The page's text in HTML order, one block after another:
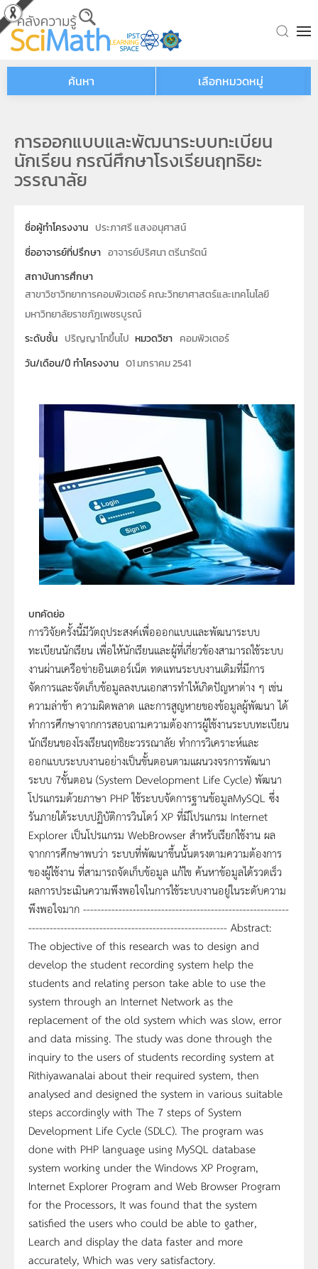
Skip to main content
ค้นหา เลือกหมวดหมู่
การออกแบบและพัฒนาระบบทะเบียน
นักเรียน กรณีศึกษาโรงเรียนฤทธิยะ
วรรณาลัย
ชื่อผู้ทำโครงงาน ประภาศรี แสงอนุศาสน์
ชื่ออาจารย์ที่ปรึกษา อาจารย์ปริศนา ตรีนารัตน์
สถาบันการศึกษา
สาขาวิชาวิทยาการคอมพิวเตอร์ คณะวิทยาศาสตร์และเทคโนโลยี
มหาวิทยาลัยราชภัฏเพชรบูรณ์
ระดับชั้น ปริญญาโทขึ้นไป หมวดวิชา คอมพิวเตอร์
วัน/เดือน/ปี ทำโครงงาน 01 มกราคม 2541
บทคัดย่อ
การวิจัยครั้งนี้มีวัตถุประสงค์เพื่อออกแบบและพัฒนาระบบ
ทะเบียนนักเรียน เพื่อให้นักเรียนและผู้ที่เกี่ยวข้องสามารถใช้ระบบ
งานผ่านเครือข่ายอินเตอร์เน็ต ทดแทนระบบงานเดิมที่มีการ
จัดการและจัดเก็บข้อมูลลงบนเอกสารทำให้เกิดปัญหาต่าง ๆ เช่น
ความล่าช้า ความผิดพลาด และการสูญหายของข้อมูลผู้พัฒนา ได้
ทำการศึกษาจากการสอบถามความต้องการผู้ใช้งานระบบทะเบียน
นักเรียนของโรงเรียนฤทธิยะวรรณาลัย ทำการวิเคราะห์และ
ออกแบบระบบงานอย่างเป็นขั้นตอนตามแผนวงจรการพัฒนา
ระบบ 7ขั้นตอน (System Development Life Cycle) พัฒนา
โปรแกรมด้วยภาษา PHP ใช้ระบบจัดการฐานข้อมูลMySQL ซึ่ง
รันภายใต้ระบบปฏิบัติการวินโดว์ XP ที่มีโปรแกรม Internet
Explorer เป็นโปรแกรม WebBrowser สำหรับเรียกใช้งาน ผล
จากการศึกษาพบว่า ระบบที่พัฒนาขึ้นนั้นตรงตามความต้องการ
ของผู้ใช้งาน ที่สามารถจัดเก็บข้อมูล แก้ไข ค้นหาข้อมูลได้รวดเร็ว
ผลการประเมินความพึงพอใจในการใช้ระบบงานอยู่ในระดับความ
พึงพอใจมาก ----------------------------------------------------------
-------------------------------------------------------- Abstract:
The objective of this research was to design and
develop the student recording system help the
students and relating person take able to use the
system through an Internet Network as the
replacement of the old system which was slow, error
and data missing. The study was done through the
inquiry to the users of students recording system at
Rithiyawanalai about their required system, then
analysed and designed the system in various suitable
steps accordingly with The 7 steps of System
Development Life Cycle (SDLC). The program was
done with PHP language using MySQL database
system working under the Windows XP Program,
Internet Explorer Program and Web Browser Program
for the Processors, It was found that the system
satisfied the users who could be able to gather,
Learch and display the data faster and more
accurately, Which was very satisfactory.